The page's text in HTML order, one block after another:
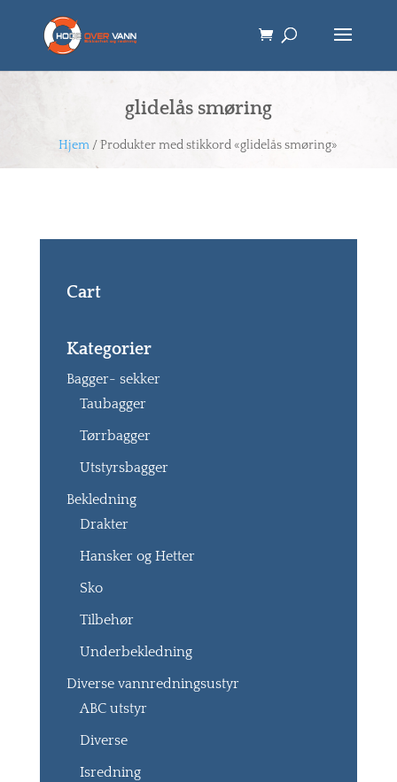
glidelås smøring
Hjem / Produkter med stikkord «glidelås smøring»
Cart
Kategorier
Bagger- sekker
Taubagger
Tørrbagger
Utstyrsbagger
Bekledning
Drakter
Hansker og Hetter
Sko
Tilbehør
Underbekledning
Diverse vannredningsustyr
ABC utstyr
Diverse
Isredning